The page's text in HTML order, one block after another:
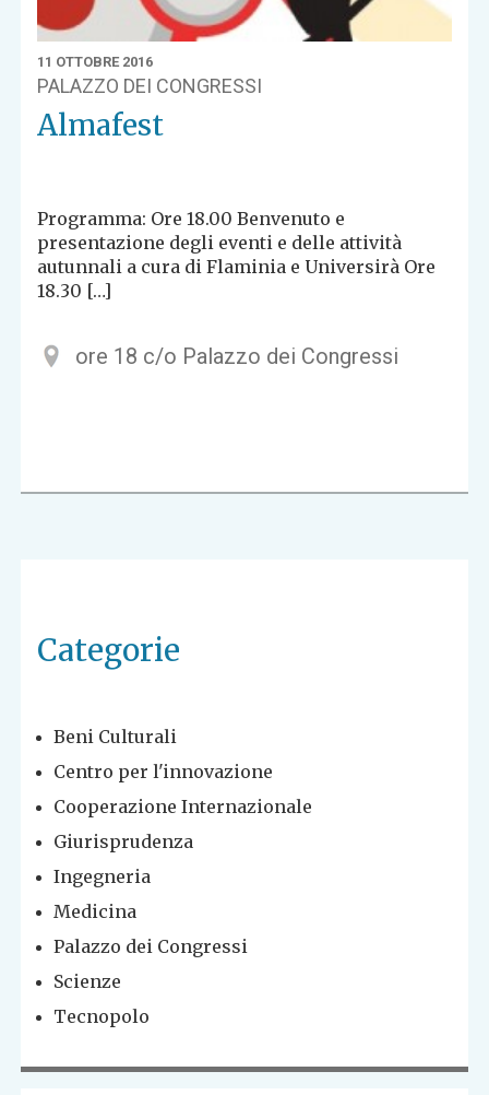
11 OTTOBRE 2016
PALAZZO DEI CONGRESSI
Almafest
Programma: Ore 18.00 Benvenuto e
presentazione degli eventi e delle attività
autunnali a cura di Flaminia e Universirà Ore
18.30 […]
ore 18 c/o Palazzo dei Congressi
Categorie
Beni Culturali
Centro per l'innovazione
Cooperazione Internazionale
Giurisprudenza
Ingegneria
Medicina
Palazzo dei Congressi
Scienze
Tecnopolo